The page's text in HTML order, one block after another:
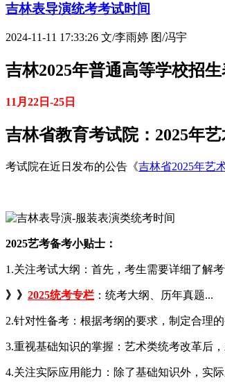
吉林表导演统考考试时间
2024-11-11 17:33:26 文/李雨婷 图/冯宇
吉林2025年普通高等学校招
11月22日-25日
吉林省教育考试院：2025年
考试院在近日发布的公告《吉林省2025年艺
2025艺考备考小贴士：
1.关注考试大纲：首先，考生需要详细了解
》》 2025统考专栏 ：统考大纲、历年真题...
2.针对性备考：根据考纲的要求，制定合理
3.重视基础知识的掌握：艺术类统考改革后
4.关注实际应用能力：除了基础知识外，实